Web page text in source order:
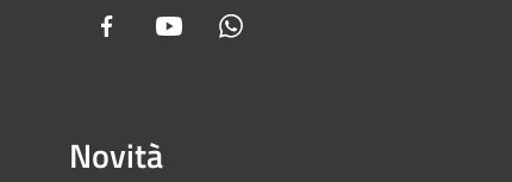
Facebook Youtube
Novità